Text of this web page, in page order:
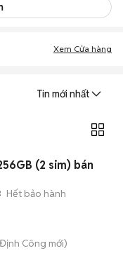
tại Hà Nội, tập trung nhiều
bán để kiểm tra ngoại
khi mua.
Xem Cửa hàng
Tin mới nhất
(2 sim) bán
Hết bảo hành
Định Công mới)